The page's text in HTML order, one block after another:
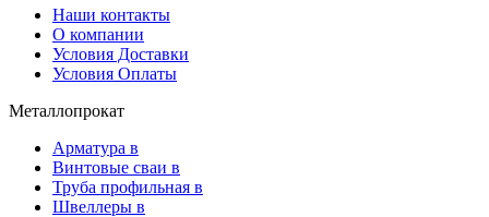
Наши контакты
О компании
Условия Доставки
Условия Оплаты
Металлопрокат
Арматура в
Винтовые сваи в
Труба профильная в
Швеллеры в